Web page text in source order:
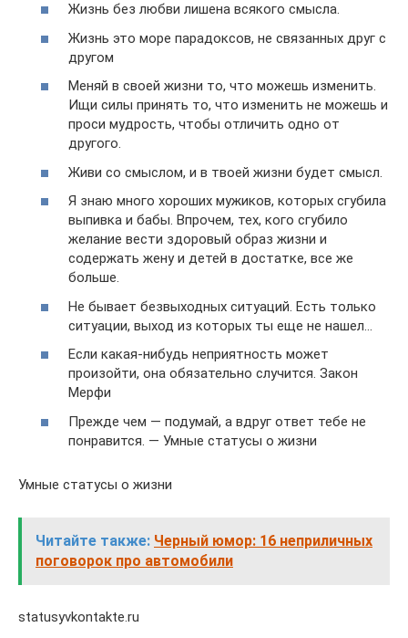
Жизнь без любви лишена всякого смысла.
Жизнь это море парадоксов, не связанных друг с
другом
Меняй в своей жизни то, что можешь изменить.
Ищи силы принять то, что изменить не можешь и
проси мудрость, чтобы отличить одно от
другого.
Живи со смыслом, и в твоей жизни будет смысл.
Я знаю много хороших мужиков, которых сгубила
выпивка и бабы. Впрочем, тех, кого сгубило
желание вести здоровый образ жизни и
содержать жену и детей в достатке, все же
больше.
Не бывает безвыходных ситуаций. Есть только
ситуации, выход из которых ты еще не нашел…
Если какая-нибудь неприятность может
произойти, она обязательно случится. Закон
Мерфи
Прежде чем — подумай, а вдруг ответ тебе не
понравится. — Умные статусы о жизни
Умные статусы о жизни
Читайте также: Черный юмор: 16 неприличных
поговорок про автомобили
statusyvkontakte.ru